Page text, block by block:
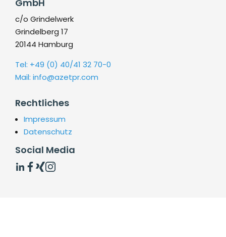
GmbH
c/o Grindelwerk
Grindelberg 17
20144 Hamburg
Tel: +49 (0) 40/41 32 70-0
Mail: info@azetpr.com
Rechtliches
Impressum
Datenschutz
Social Media